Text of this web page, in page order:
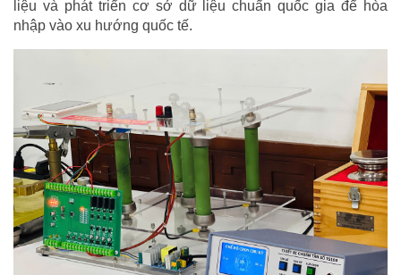
liệu và phát triển cơ sở dữ liệu chuẩn quốc gia để hòa
nhập vào xu hướng quốc tế.